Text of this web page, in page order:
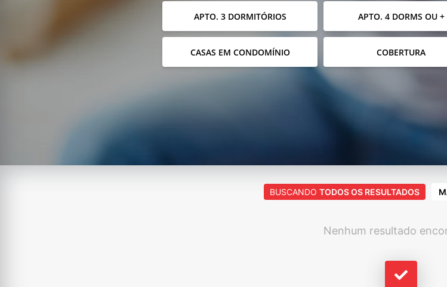
APTO. 3 DORMITÓRIOS APTO. 4 DORMS OU +
CASAS EM CONDOMÍNIO COBERTURA
BUSCANDO TODOS OS RESULTADOS
Nenhum resultado